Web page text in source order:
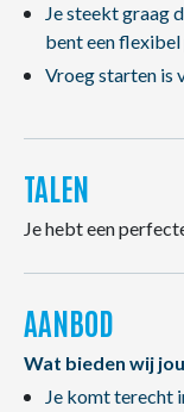
Je steekt graag
bent een
Vroeg starten is
TALEN
Je hebt een
AANBOD
Wat bieden wij
Je komt terecht